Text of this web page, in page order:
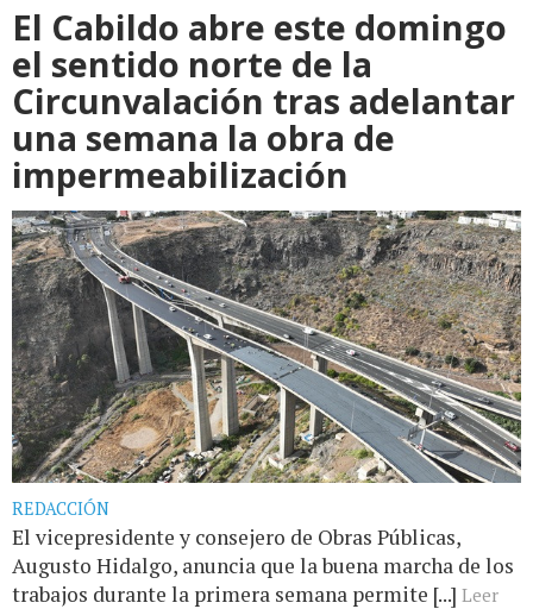
El Cabildo abre este domingo
el sentido norte de la
Circunvalación tras adelantar
una semana la obra de
impermeabilización
REDACCIÓN
El vicepresidente y consejero de Obras Públicas,
Augusto Hidalgo, anuncia que la buena marcha de los
trabajos durante la primera semana permite [...] Leer